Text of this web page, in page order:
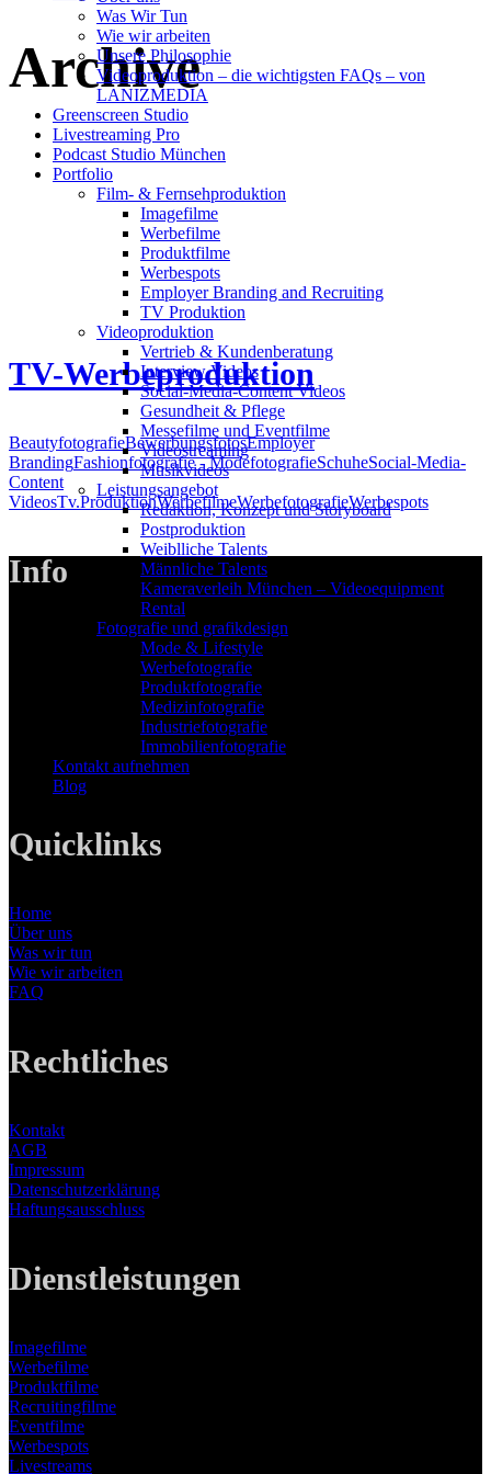
Was Wir Tun
Wie wir arbeiten
Unsere Philosophie
Videoproduktion – die wichtigsten FAQs – von
LANIZMEDIA
Greenscreen Studio
Livestreaming Pro
Podcast Studio München
Portfolio
Film- & Fernsehproduktion
Imagefilme
Werbefilme
Produktfilme
Werbespots
Employer Branding and Recruiting
TV Produktion
Videoproduktion
Vertrieb & Kundenberatung
Interview Videos
Social-Media-Content Videos
Gesundheit & Pflege
Mes­se­filme und Eventfilme
Video­strea­ming
Musikvideos
Leis­tungs­an­ge­bot
Redak­ti­on, Kon­zept und Storyboard
Post­pro­duk­ti­on
Weiblliche Talents
Männliche Talents
Kameraverleih München – Videoequipment
Rental
Fotografie und grafikdesign
Mode & Lifestyle
Werbefotografie
Produktfotografie
Medizinfotografie
Industriefotografie
Immobilienfotografie
Kontakt aufnehmen
Blog
Archive
TV-Werbeproduktion
BeautyfotografieBewerbungsfotosEmployer
BrandingFashionfotografie - ModefotografieSchuheSocial-Media-
Content
VideosTv.ProduktionWerbefilmeWerbefotografieWerbespots
Info
LANIZMEDIA GmbH
Ottobrunner Str. 28
82008 Unterhaching
Tel: +49 89 219 616 51
Mobil: +49 0176-76332833
E-Mail: info@lanizmedia.com
Web: www.lanizmedia.com
Quicklinks
Home
Über uns
Was wir tun
Wie wir arbeiten
FAQ
Rechtliches
Kontakt
AGB
Impressum
Datenschutzerklärung
Haftungsausschluss
Dienstleistungen
Imagefilme
Werbefilme
Produktfilme
Recruitingfilme
Eventfilme
Werbespots
Livestreams